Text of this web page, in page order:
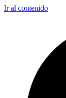
Ir al contenido